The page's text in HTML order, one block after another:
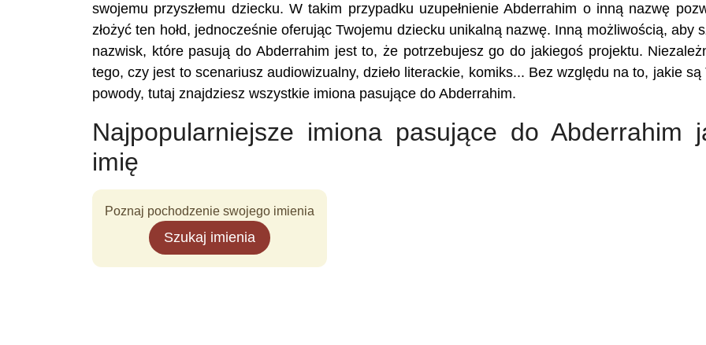
swojemu przyszłemu dziecku. W takim przypadku uzupełnienie Abderrahim o inną nazwę
złożyć ten hołd, jednocześnie oferując Twojemu dziecku unikalną nazwę. Inną możliwością, aby
nazwisk, które pasują do Abderrahim jest to, że potrzebujesz go do jakiegoś projektu.
tego, czy jest to scenariusz audiowizualny, dzieło literackie, komiks... Bez względu na to, jakie są
powody, tutaj znajdziesz wszystkie imiona pasujące do Abderrahim.
Najpopularniejsze imiona pasujące do Abderrahim
imię
Poznaj pochodzenie swojego imienia
Szukaj imienia